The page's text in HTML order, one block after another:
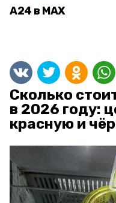
А24 в MAX
Сколько
в 2026 году:
красную и